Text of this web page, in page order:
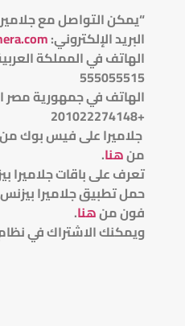
“يمكن التواصل مع
البريد الإلكتروني:
555055515
الهاتف في جمهورية مصر
+201022274148
جلاميرا على فيس بوك من
منهنا.
تعرف على باقات جلاميرا
حمل تطبيق جلاميرا
فون منهنا.
ويمكنك الاشتراك في